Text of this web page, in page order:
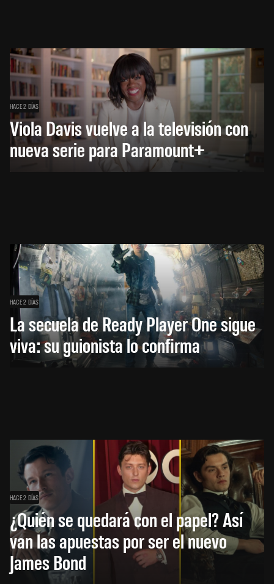
HACE 2 DÍAS
Viola Davis vuelve a la televisión con
nueva serie para Paramount+
HACE 2 DÍAS
La secuela de Ready Player One sigue
viva: su guionista lo confirma
HACE 2 DÍAS
¿Quién se quedará con el papel? Así
van las apuestas por ser el nuevo
James Bond